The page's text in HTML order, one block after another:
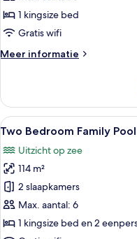
laden1 kingsize bed
Gratis wifi
Meer informatie
Meer
Pool
Suite
Alle
foto's
voor
Two
Bedroom
Family
Pool
Suite
8
Two Bedroom Family
Uitzicht op zee
114 m²
2 slaapkamers
Max. aantal: 6
1 kingsize bed en 2